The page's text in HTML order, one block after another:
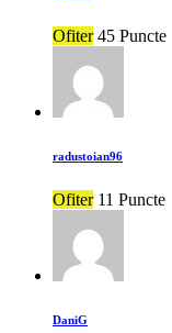
Ofiter 45 Puncte
radustoian96
Ofiter 11 Puncte
DaniG